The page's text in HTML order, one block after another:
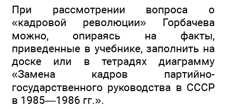
При рассмотрении вопроса о
«кадровой революции» Горбачева
можно, опираясь на факты,
приведенные в учебнике, заполнить на
доске или в тетрадях диаграмму
«Замена кадров партийно-
государственного руководства в СССР
в 1985—1986 гг.».